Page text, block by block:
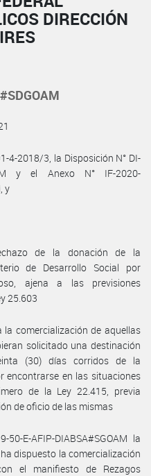
DIRECCIÓN
4-2018/3, la Disposición N° DI-
y el Anexo N° IF-2020-
y
de la donación de la
de Desarrollo Social por
ajena a las previsiones
25.603
comercialización de aquellas
solicitado una destinación
(30) días corridos de la
encontrarse en las situaciones
de la Ley 22.415, previa
de oficio de las mismas
E-AFIP-DIABSA#SGOAM la
dispuesto la comercialización
el manifiesto de Rezagos